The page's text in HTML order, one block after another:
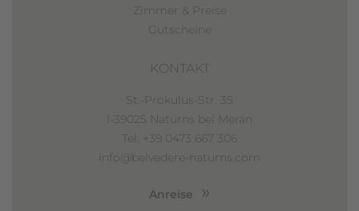
Zimmer & Preise
Gutscheine
KONTAKT
St.-Prokulus-Str. 35
I-39025 Naturns bei Meran
Tel. +39 0473 667 306
info@belvedere-naturns.com
Anreise